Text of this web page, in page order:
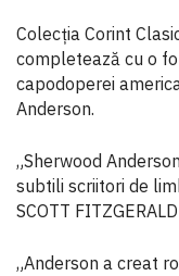
Colecția Corint
completează cu o
capodoperei
Anderson.
„Sherwood
subtili scriitori de
SCOTT FITZGERALD
„Anderson a creat